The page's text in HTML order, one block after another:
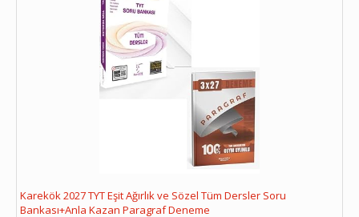
Karekök 2027 TYT Eşit Ağırlık ve Sözel Tüm Dersler Soru
Bankası+Anla Kazan Paragraf Deneme